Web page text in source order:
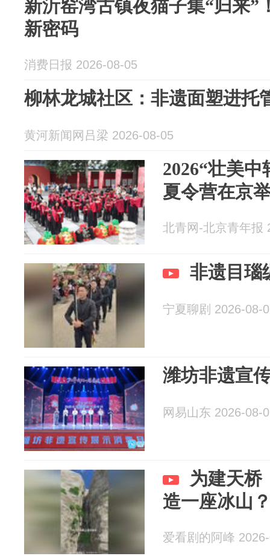
新沂窑湾古镇夜猫子集“归来”
新密码
消费日报 2026-08-05
柳林龙城社区：非遗面塑进托
黄河新闻网吕梁 2026-08-05
2026“壮美
夏令营在京
北青网-北京青年报
非遗目瑙
宁夏聊剧 2026-08-
潍坊非遗宣
网易山东 2026-08-
为建天桥
造一座冰山
爱看剧的阿峰